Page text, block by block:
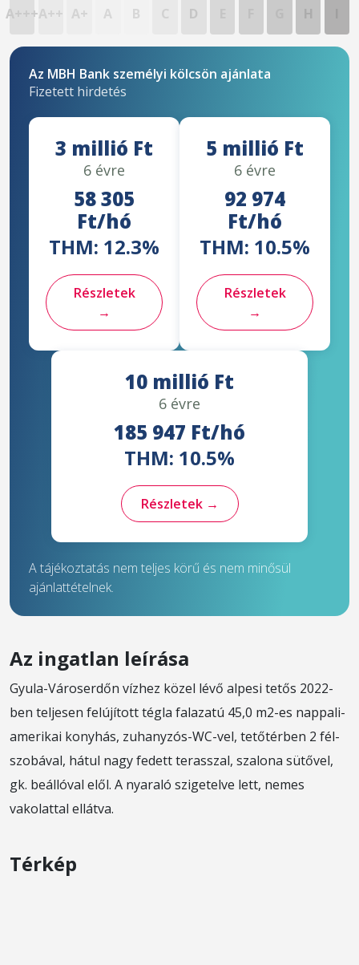
A+++A++ A+ A B C D
Az MBH Bank személyi kölcsön ajánlata
Fizetett hirdetés
3 millió Ft
6 évre
58 305
Ft/hó
THM: 12.3%
Részletek
→
5 millió Ft
6 évre
92 974
Ft/hó
THM: 10.5%
Részletek
→
10 millió Ft
6 évre
185 947 Ft/hó
THM: 10.5%
Részletek →
A tájékoztatás nem teljes körű és nem minősül
ajánlattételnek.
Az ingatlan leírása
Gyula-Városerdőn vízhez közel lévő alpesi tetős 2022-
ben teljesen felújított tégla falazatú 45,0 m2-es nappali-
amerikai konyhás, zuhanyzós-WC-vel, tetőtérben 2 fél-
szobával, hátul nagy fedett terasszal, szalona sütővel,
gk. beállóval elől. A nyaraló szigetelve lett, nemes
vakolattal ellátva.
Térkép